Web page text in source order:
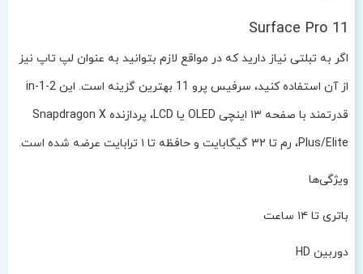
Surface Pro 11
اگر به تبلتی نیاز دارید که در مواقع لازم بتوانید به عنوان لپ تاپ نیز
از آن استفاده کنید، سرفیس پرو 11 بهترین گزینه است. این 2-in-1
قدرتمند با صفحه ۱۳ اینچی OLED یا LCD، پردازنده Snapdragon X
Plus/Elite، رم تا ۳۲ گیگابایت و حافظه تا ۱ ترابایت عرضه شده است.
ویژگی‌ها
باتری تا ۱۴ ساعت
دوربین HD